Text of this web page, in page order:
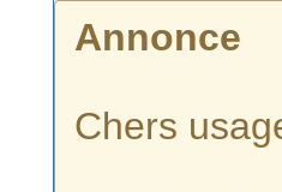
Annonce
Chers